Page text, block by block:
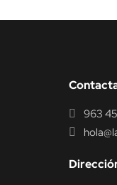
963